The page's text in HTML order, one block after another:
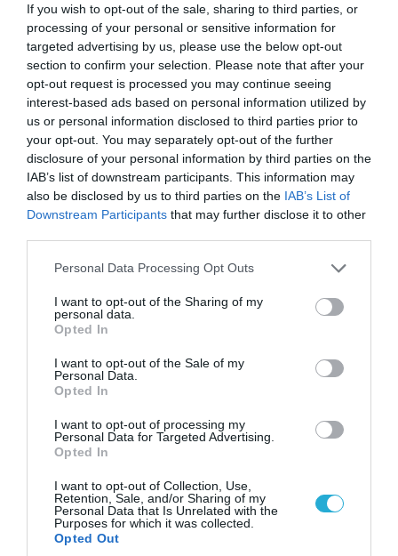
If you wish to opt-out of the sale, sharing to third parties, or
processing of your personal or sensitive information for
targeted advertising by us, please use the below opt-out
section to confirm your selection. Please note that after your
opt-out request is processed you may continue seeing
interest-based ads based on personal information utilized by
us or personal information disclosed to third parties prior to
your opt-out. You may separately opt-out of the further
disclosure of your personal information by third parties on the
IAB’s list of downstream participants. This information may
also be disclosed by us to third parties on the IAB’s List of
Downstream Participants that may further disclose it to other
Please note that this website/app uses one or more Google
not limited to your visit or usage behaviour. You may click to
grant or deny consent to Google and its third-party tags to
use your data for below specified purposes in below Google
consent section.
Personal Data Processing Opt Outs
I want to opt-out of the Sharing of my
personal data.
Opted In
I want to opt-out of the Sale of my
Personal Data.
Opted In
I want to opt-out of processing my
Personal Data for Targeted Advertising.
Opted In
I want to opt-out of Collection, Use,
Retention, Sale, and/or Sharing of my
Personal Data that Is Unrelated with the
Purposes for which it was collected.
Opted Out
06.08.2026 | 00:02
Θορυβήθηκαν οι Ουκρανοί με τις δηλώσεις
Ρώσου υποπτέραρχου: «S-400 κατέρριψαν 10
MiG-29 σε μόλις μια μέρα!»
05.08.2026 | 20:02
Ντονμπάς με εντολή Πούτιν: Οι αλλαγές στη
διοίκηση και πύραυλοι από τη Β.Κορέα